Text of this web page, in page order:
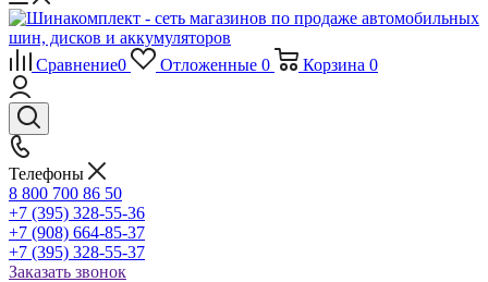
Сравнение0 Отложенные 0 Корзина 0
Телефоны
8 800 700 86 50
+7 (395) 328-55-36
+7 (908) 664-85-37
+7 (395) 328-55-37
Заказать звонок